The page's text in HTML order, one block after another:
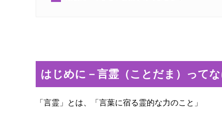
はじめに－言霊（ことだま）って
「言霊」とは、「言葉に宿る霊的な力のこと」